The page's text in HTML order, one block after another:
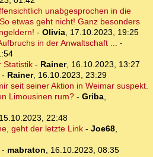
unabgesprochen in die
etwas geht nicht! Ganz besonders
- Olivia, 17.10.2023, 19:25
in der Anwaltschaft ... -
Statistik- Rainer, 16.10.2023, 13:27
- Rainer, 16.10.2023, 23:29
seit seiner Aktion in Weimar suspekt.
Limousinen rum? - Griba,
15.10.2023, 22:48
geht der letzte Link- Joe68,
mabraton, 16.10.2023, 08:35